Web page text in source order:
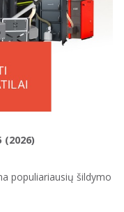
populiariausių šildymo